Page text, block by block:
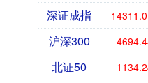
深证成指
沪深300
北证50